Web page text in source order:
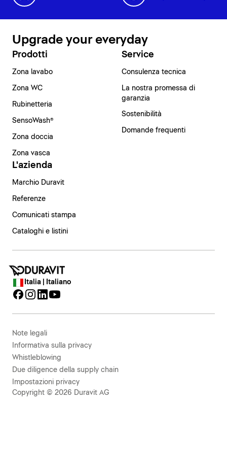
Upgrade your everyday
Prodotti
Zona lavabo
Zona WC
Rubinetteria
SensoWash®
Zona doccia
Zona vasca
Service
Consulenza tecnica
La nostra promessa di
garanzia
Sostenibilità
Domande frequenti
L'azienda
Marchio Duravit
Referenze
Comunicati stampa
Cataloghi e listini
Italia | Italiano
Note legali
Informativa sulla privacy
Whistleblowing
Due diligence della supply chain
Impostazioni privacy
Copyright © 2026 Duravit AG